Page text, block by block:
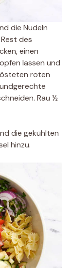
die Nudeln
des
einen
lassen und
roten
Rau ½
die gekühlten
hinzu.